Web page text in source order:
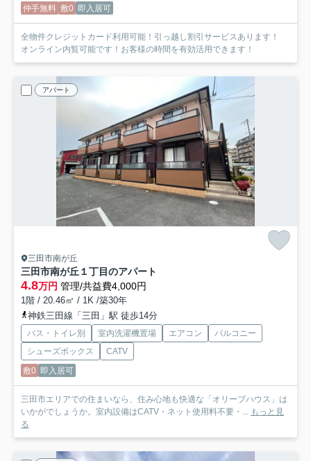
仲手無料 敷0 即入居可
全物件クレジットカード利用可能！引っ越し割引サービスあります！
オンライン内覧可能です！お客様の時間を有効活用できます！
アパート
三田市南が丘
三田市南が丘１丁目のアパート
4.8万円 管理/共益費4,000円
1階 / 20.46㎡ / 1K /築30年
神鉄三田線「三田」駅 徒歩14分
バス・トイレ別 室内洗濯機置場 エアコン
バルコニー
シューズボックス
CATV
敷0 即入居可
三田市エリアでの住まいなら、住み心地も快適な「オリーブハウス」は
いかがでしょうか。室内設備はCATV・ネット使用料不要・...
もっと見
る